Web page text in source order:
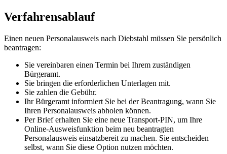
Verfahrensablauf
Einen neuen Personalausweis nach Diebstahl müssen Sie persönlich
beantragen:
Sie vereinbaren einen Termin bei Ihrem zuständigen
Bürgeramt.
Sie bringen die erforderlichen Unterlagen mit.
Sie zahlen die Gebühr.
Ihr Bürgeramt informiert Sie bei der Beantragung, wann Sie
Ihren Personalausweis abholen können.
Per Brief erhalten Sie eine neue Transport-PIN, um Ihre
Online-Ausweisfunktion beim neu beantragten
Personalausweis einsatzbereit zu machen. Sie entscheiden
selbst, wann Sie diese Option nutzen möchten.